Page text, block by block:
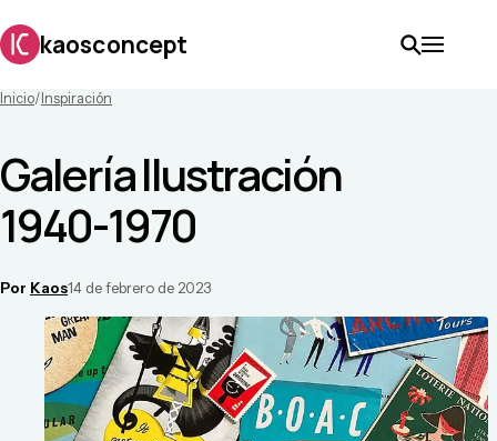
kaosconcept
Inicio/ Inspiración
Galería Ilustración
1940-1970
Por Kaos14 de febrero de 2023